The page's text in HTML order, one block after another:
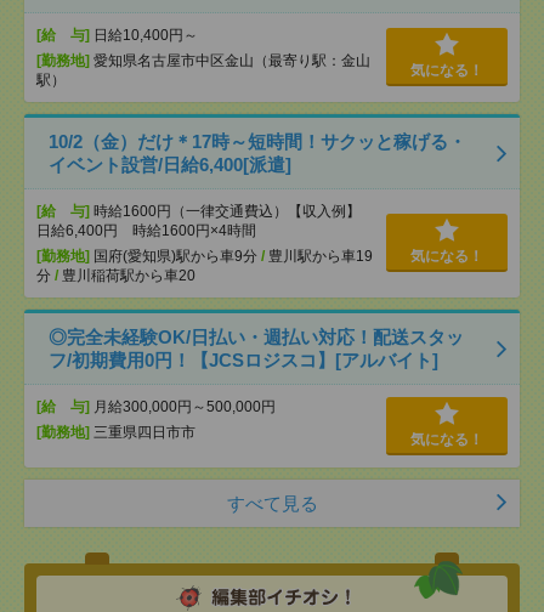
[給 与] 日給10,400円～
[勤務地] 愛知県名古屋市中区金山（最寄り駅：金山
駅）
気になる！
10/2（金）だけ＊17時～短時間！サクッと稼げる・
イベント設営/日給6,400[派遣]
[給 与] 時給1600円（一律交通費込）【収入例】
日給6,400円 時給1600円×4時間
[勤務地] 国府(愛知県)駅から車9分 / 豊川駅から車19
分 / 豊川稲荷駅から車20
気になる！
◎完全未経験OK/日払い・週払い対応！配送スタッ
フ/初期費用0円！【JCSロジスコ】[アルバイト]
[給 与] 月給300,000円～500,000円
[勤務地] 三重県四日市市 気になる！
すべて見る